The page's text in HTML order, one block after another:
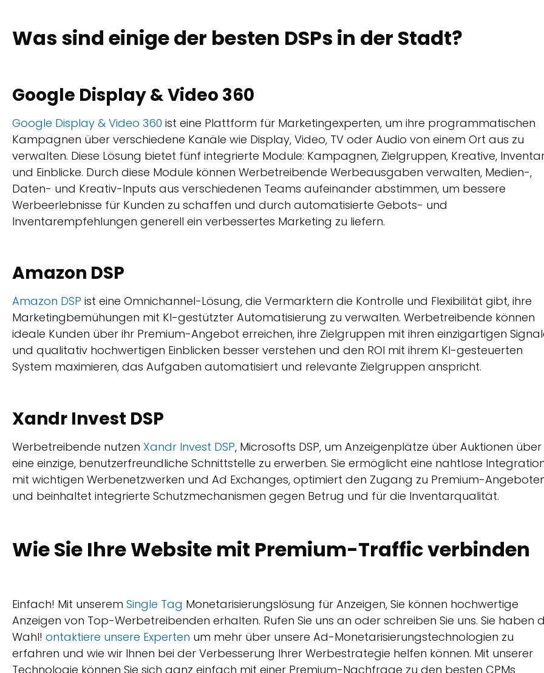
Was sind einige der besten DSPs in der Stadt?
Google Display & Video 360
Google Display & Video 360 ist eine Plattform für Marketingexperten, um ihre programmatischen
Kampagnen über verschiedene Kanäle wie Display, Video, TV oder Audio von einem Ort aus zu
verwalten. Diese Lösung bietet fünf integrierte Module: Kampagnen, Zielgruppen, Kreative,
und Einblicke. Durch diese Module können Werbetreibende Werbeausgaben verwalten, Medien-,
Daten- und Kreativ-Inputs aus verschiedenen Teams aufeinander abstimmen, um bessere
Werbeerlebnisse für Kunden zu schaffen und durch automatisierte Gebots- und
Inventarempfehlungen generell ein verbessertes Marketing zu liefern.
Amazon DSP
Amazon DSP ist eine Omnichannel-Lösung, die Vermarktern die Kontrolle und Flexibilität gibt, ihre
Marketingbemühungen mit KI-gestützter Automatisierung zu verwalten. Werbetreibende können
ideale Kunden über ihr Premium-Angebot erreichen, ihre Zielgruppen mit ihren einzigartigen
und qualitativ hochwertigen Einblicken besser verstehen und den ROI mit ihrem KI-gesteuerten
System maximieren, das Aufgaben automatisiert und relevante Zielgruppen anspricht.
Xandr Invest DSP
Werbetreibende nutzen Xandr Invest DSP, Microsofts DSP, um Anzeigenplätze über Auktionen über
eine einzige, benutzerfreundliche Schnittstelle zu erwerben. Sie ermöglicht eine nahtlose
mit wichtigen Werbenetzwerken und Ad Exchanges, optimiert den Zugang zu Premium-
und beinhaltet integrierte Schutzmechanismen gegen Betrug und für die Inventarqualität.
Wie Sie Ihre Website mit Premium-Traffic verbinden
Einfach! Mit unserem Single Tag Monetarisierungslösung für Anzeigen, Sie können hochwertige
Anzeigen von Top-Werbetreibenden erhalten. Rufen Sie uns an oder schreiben Sie uns. Sie haben
Wahl! ontaktiere unsere Experten um mehr über unsere Ad-Monetarisierungstechnologien zu
erfahren und wie wir Ihnen bei der Verbesserung Ihrer Werbestrategie helfen können. Mit unserer
Technologie können Sie sich ganz einfach mit einer Premium-Nachfrage zu den besten CPMs